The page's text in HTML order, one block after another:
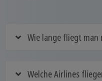
Wie lange fliegt man
Welche Airlines